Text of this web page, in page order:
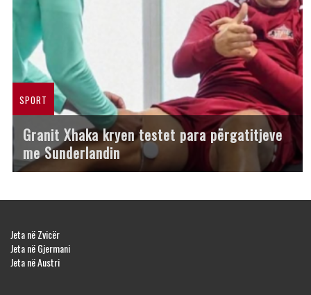
SPORT
Granit Xhaka kryen testet para përgatitjeve
me Sunderlandin
Jeta në Zvicër
Jeta në Gjermani
Jeta në Austri